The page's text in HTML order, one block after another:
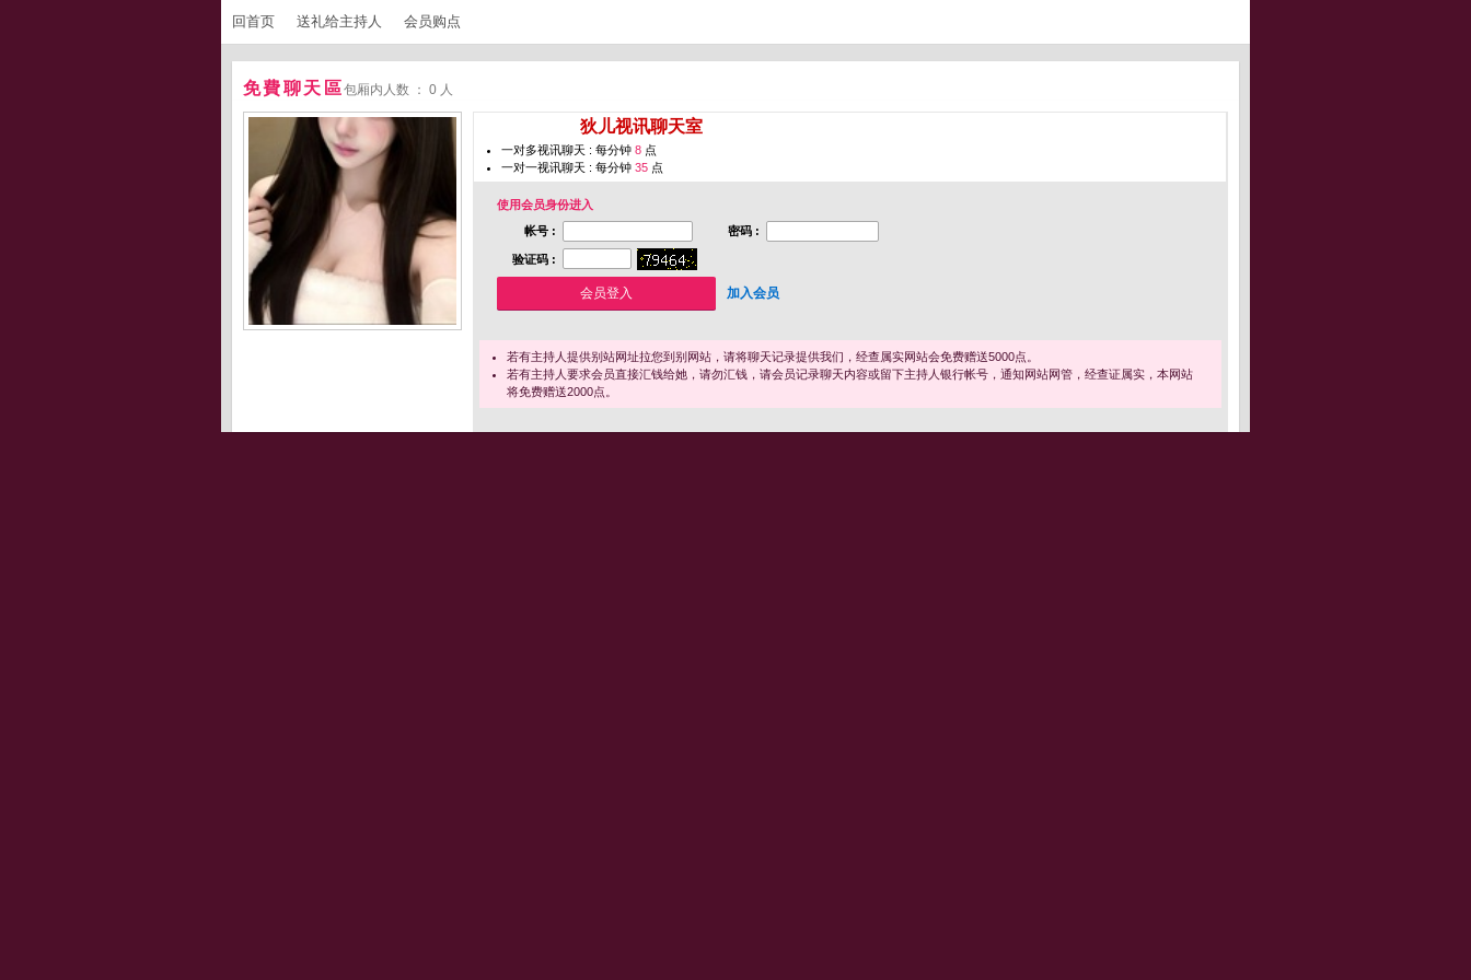
回首页 送礼给主持人 会员购点
免費聊天區包厢内人数 ： 0 人
狄儿视讯聊天室
一对多视讯聊天 : 每分钟 8 点
一对一视讯聊天 : 每分钟 35 点
使用会员身份进入
帐号 :
密码 :
验证码 :
加入会员
若有主持人提供别站网址拉您到别网站，请将聊天记录提供我们，经查属实网站会免费赠送5000点。
若有主持人要求会员直接汇钱给她，请勿汇钱，请会员记录聊天内容或留下主持人银行帐号，通知网站网管，经查证属实，本网站
将免费赠送2000点。